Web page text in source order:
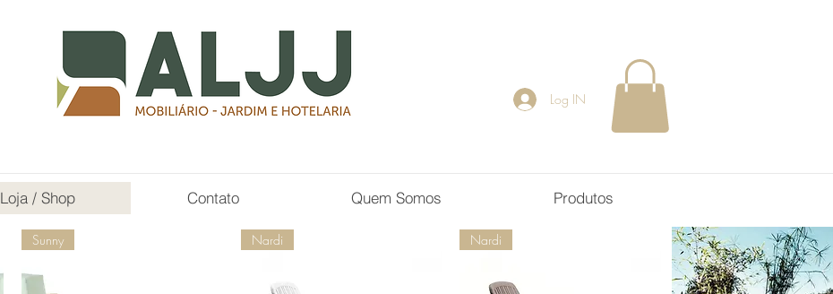
Log IN
Loja / Shop Contato Quem Somos Produtos
Sunny Nardi Nardi